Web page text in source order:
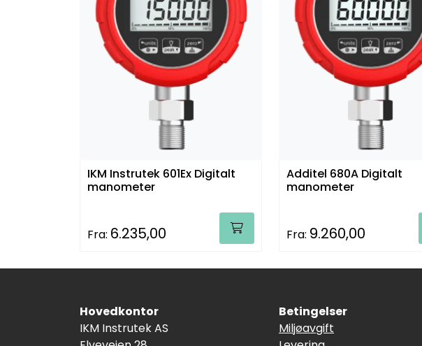
IKM Instrutek 601Ex Digitalt
manometer
Fra: 6.235,00
Additel 680A Digitalt
manometer
Fra: 9.260,00
Hovedkontor
IKM Instrutek AS
Betingelser
Miljøavgift